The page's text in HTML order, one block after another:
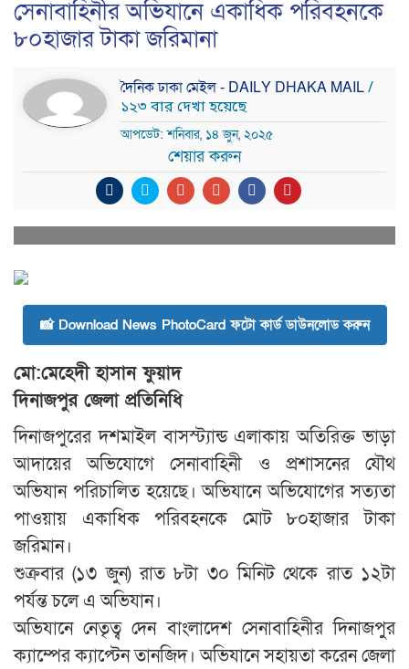
সেনাবাহিনীর অভিযানে একাধিক পরিবহনকে
৮০হাজার টাকা জরিমানা
দৈনিক ঢাকা মেইল - DAILY DHAKA MAIL/
১২৩ বার দেখা হয়েছে
আপডেট: শনিবার, ১৪ জুন, ২০২৫
শেয়ার করুন
📸 Download News PhotoCard ফটো কার্ড ডাউনলোড করুন
মো:মেহেদী হাসান ফুয়াদ
দিনাজপুর জেলা প্রতিনিধি
দিনাজপুরের দশমাইল বাসস্ট্যান্ড এলাকায় অতিরিক্ত ভাড়া
আদায়ের অভিযোগে সেনাবাহিনী ও প্রশাসনের যৌথ
অভিযান পরিচালিত হয়েছে। অভিযানে অভিযোগের সত্যতা
পাওয়ায় একাধিক পরিবহনকে মোট ৮০হাজার টাকা
জরিমান।
শুক্রবার (১৩ জুন) রাত ৮টা ৩০ মিনিট থেকে রাত ১২টা
পর্যন্ত চলে এ অভিযান।
অভিযানে নেতৃত্ব দেন বাংলাদেশ সেনাবাহিনীর দিনাজপুর
ক্যাম্পের ক্যাপ্টেন তানজিদ। অভিযানে সহায়তা করেন জেলা